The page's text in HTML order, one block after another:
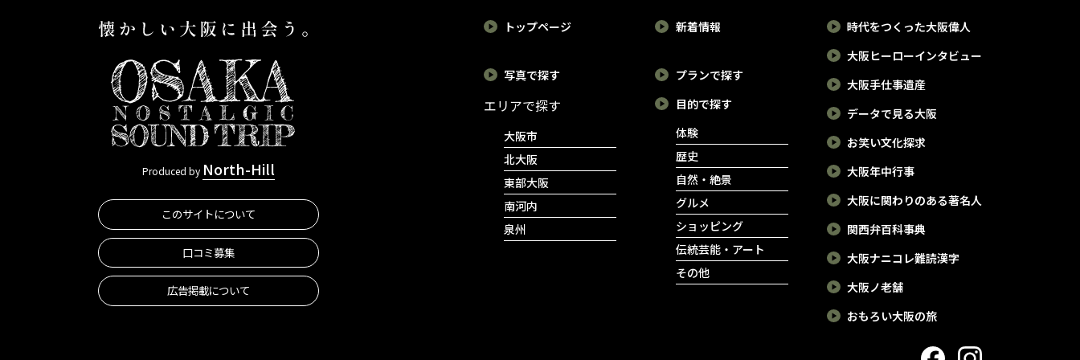
Produced by North-Hill
このサイトについて
口コミ募集
広告掲載について
トップページ
写真で探す
エリアで探す
大阪市
北大阪
東部大阪
南河内
泉州
新着情報
プランで探す
目的で探す
体験
歴史
自然・絶景
グルメ
ショッピング
伝統芸能・アート
その他
時代をつくった大阪偉人
大阪ヒーローインタビュー
大阪手仕事遺産
データで見る大阪
お笑い文化探求
大阪年中行事
大阪に関わりのある著名人
関西弁百科事典
大阪ナニコレ難読漢字
大阪ノ老舗
おもろい大阪の旅